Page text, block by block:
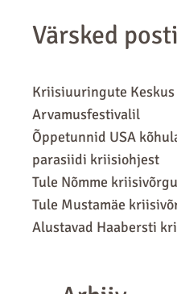
Värsked
Kriisiuuringute Keskus
Arvamusfestivalil
Õppetunnid USA
parasiidi kriisiohjest
Tule Nõmme
Tule Mustamäe
Alustavad Haabersti